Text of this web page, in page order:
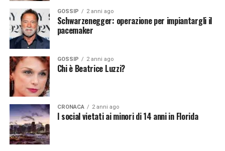
Continua a leggere su atuttonotizie.it
Vuoi essere sempre aggiornato e ricevere le principali
notizie del giorno?
GOSSIP 2 anni ago
Schwarzenegger: operazione per impiantargli il
pacemaker
GOSSIP 2 anni ago
Chi è Beatrice Luzzi?
CRONACA 2 anni ago
I social vietati ai minori di 14 anni in Florida